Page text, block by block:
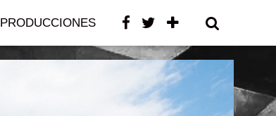
PRODUCCIONES CONTACTO